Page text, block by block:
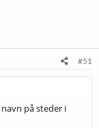
#51
på steder i